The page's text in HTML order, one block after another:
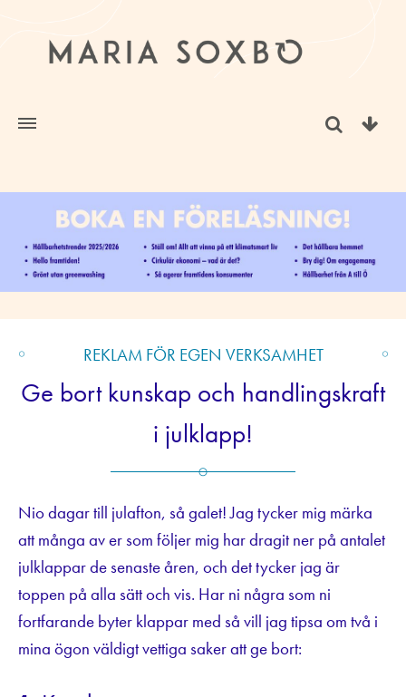
REKLAM FÖR EGEN VERKSAMHET
Ge bort kunskap och handlingskraft
i julklapp!
Nio dagar till julafton, så galet! Jag tycker mig märka
att många av er som följer mig har dragit ner på antalet
julklappar de senaste åren, och det tycker jag är
toppen på alla sätt och vis. Har ni några som ni
fortfarande byter klappar med så vill jag tipsa om två i
mina ögon väldigt vettiga saker att ge bort: